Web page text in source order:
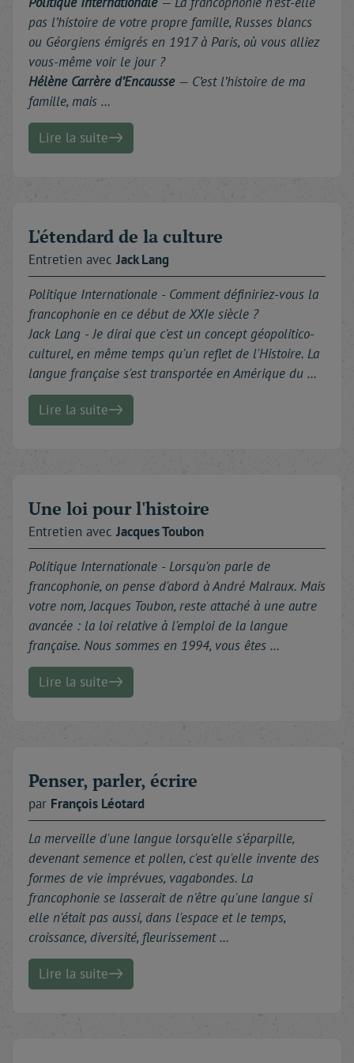
pas l’histoire de votre propre famille, Russes blancs
ou Géorgiens émigrés en 1917 à Paris, où vous alliez
vous-même voir le jour ?
Hélène Carrère d’Encausse— C’est l’histoire de ma
famille, mais …
Lire la suite
L'étendard de la culture
Entretien avecJackLang
Politique Internationale - Comment définiriez-vous la
francophonie en ce début de XXIe siècle ?
Jack Lang - Je dirai que c'est un concept géopolitico-
culturel, en même temps qu'un reflet de l'Histoire. La
langue française s'est transportée en Amérique du …
Lire la suite
Une loi pour l'histoire
Entretien avecJacquesToubon
Politique Internationale - Lorsqu'on parle de
francophonie, on pense d'abord à André Malraux. Mais
votre nom, Jacques Toubon, reste attaché à une autre
avancée : la loi relative à l'emploi de la langue
française. Nous sommes en 1994, vous êtes …
Lire la suite
Penser, parler, écrire
par François Léotard
La merveille d'une langue lorsqu'elle s'éparpille,
devenant semence et pollen, c'est qu'elle invente des
formes de vie imprévues, vagabondes. La
francophonie se lasserait de n'être qu'une langue si
elle n'était pas aussi, dans l'espace et le temps,
croissance, diversité, fleurissement …
Lire la suite